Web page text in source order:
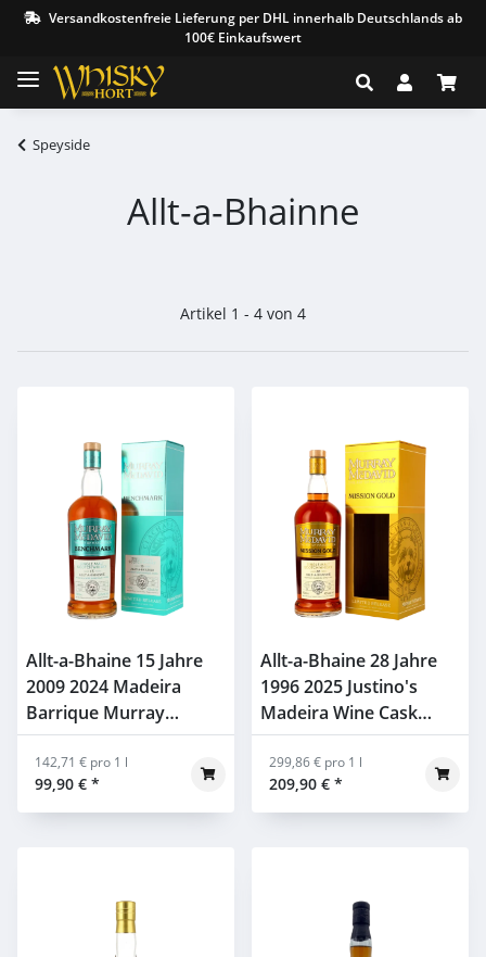
Versandkostenfreie Lieferung per DHL innerhalb Deutschlands ab
100€ Einkaufswert
Speyside
Allt-a-Bhainne
Artikel 1 - 4 von 4
Allt-a-Bhaine 15 Jahre
2009 2024 Madeira
Barrique Murray
McDavid 53,2% 0,7l
99,90 € *
142,71 € pro 1 l
Allt-a-Bhaine 28 Jahre
1996 2025 Justino's
Madeira Wine Cask
Finish Murray McDavid
48,1% 0,7l
209,90 € *
299,86 € pro 1 l